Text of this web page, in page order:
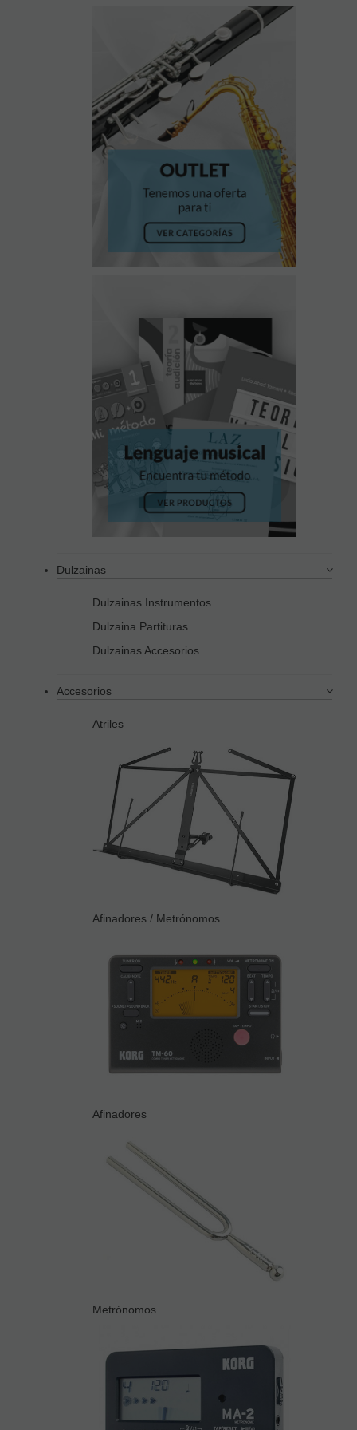
Dulzainas
Dulzainas Instrumentos
Dulzaina Partituras
Dulzainas Accesorios
Accesorios
Atriles
Afinadores / Metrónomos
Afinadores
Metrónomos